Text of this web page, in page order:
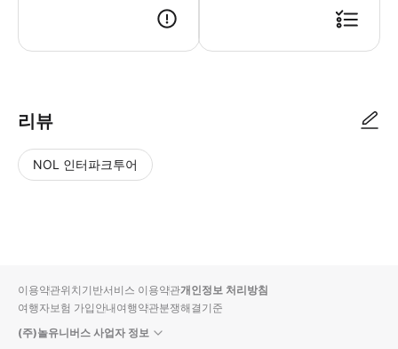
리뷰
NOL 인터파크투어
입니
다.
순
상
이용약관위치기반서비스 이용약관개인정보 처리방침
여행자보험 가입안내여행약관분쟁해결기준
(주)놀유니버스 사업자 정보